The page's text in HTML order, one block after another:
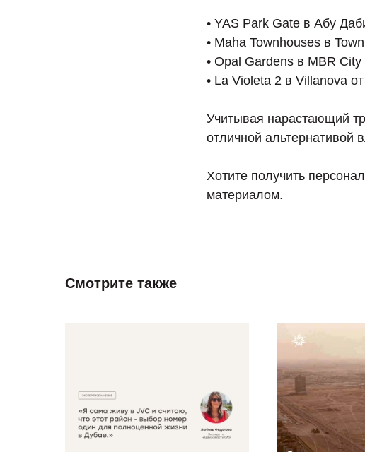
• YAS Park Gate в Абу
• Maha Townhouses в
• Opal Gardens в MBR
• La Violeta 2 в Villanova
Учитывая нарастающий
отличной
Хотите получить
материалом.
Смотрите также